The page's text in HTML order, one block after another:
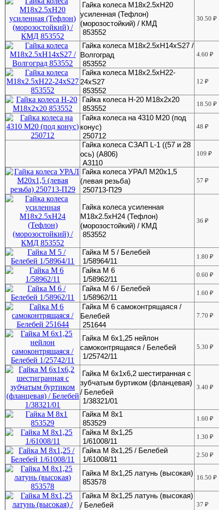
Гайка колеса М18х2.5хH20
усиленная (Тефлон)
(морозостойкий) / КМД
853552
30.50₽
Гайка колеса М18х2.5хН14хS27 /
Волгоград
853552
4.60₽
Гайка колеса М18х2.5хН22-
24хS27
853552
12₽
Гайка колеса Н-20 М18х2х20
853552
18.50₽
Гайка колеса на 4310 М20 (под
конус)
250712
48₽
Гайка колеса СЗАП L-1 ((57 и 28
ось) (А806)
А3110
109₽
Гайка колеса УРАЛ М20х1,5
(левая резьба)
250713-П29
57₽
Гайка колеса усиленная
М18х2.5хH24 (Тефлон)
(морозостойкий) / КМД
853552
36₽
Гайка М 5 / Белебей
1/58964/11
1.80₽
Гайка М 6
1/58962/11
0.60₽
Гайка М 6 / Белебей
1/58962/11
1.60₽
Гайка М 6 самоконтрящаяся /
Белебей
251644
7.70₽
Гайка М 6х1,25 нейлон
самоконтрящаяся / Белебей
1/25742/11
5.30₽
Гайка М 6х1х6,2 шестигранная с
зубчатым буртиком (фланцевая)
/ Белебей
1/38321/01
3.40₽
Гайка М 8х1
853529
1.60₽
Гайка М 8х1,25
1/61008/11
1.30₽
Гайка М 8х1,25 / Белебей
1/61008/11
2.50₽
Гайка М 8х1,25 латунь (высокая)
853578
16.50₽
Гайка М 8х1,25 латунь (высокая)
/ Белебей
37₽